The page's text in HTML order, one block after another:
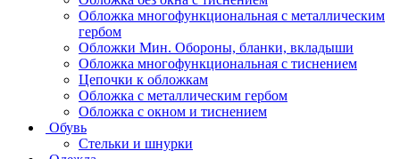
Обложка многофункциональная с металлическим
гербом
Обложки Мин. Обороны, бланки, вкладыши
Обложка многофункциональная с тиснением
Цепочки к обложкам
Обложка с металлическим гербом
Обложка с окном и тиснением
Обувь
Стельки и шнурки